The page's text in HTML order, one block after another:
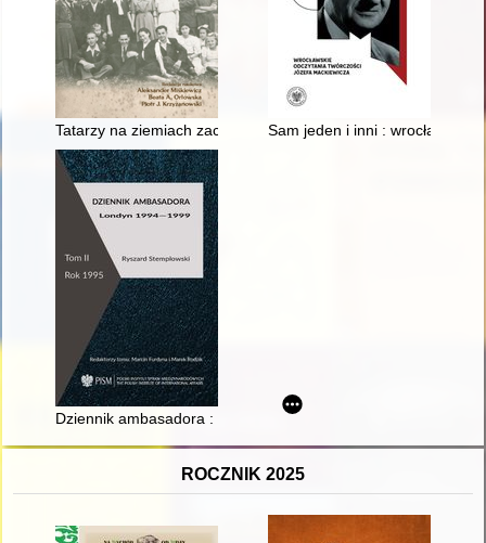
Tatarzy na ziemiach zachodnich i północnych Polski po 1945
Sam jeden i inni : wrocławskie
Dziennik ambasadora : Londyn 1994-1999. T. 2,
ROCZNIK 2025